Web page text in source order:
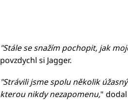
"Stále se snažím pochopit, jak
povzdychl si Jagger.
"Strávili jsme spolu několik
kterou nikdy nezapomenu," dodal